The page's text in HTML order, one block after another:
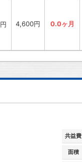
円 4,600円 0.0ヶ月
共益費
面積